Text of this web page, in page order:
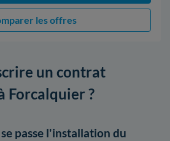
les offres
un contrat
Forcalquier ?
passe l'installation du